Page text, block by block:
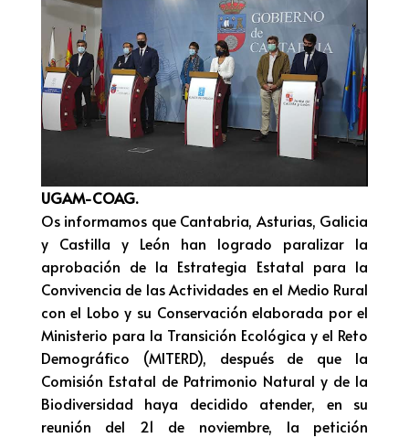
UGAM-COAG.
Os informamos que Cantabria, Asturias, Galicia
y Castilla y León han logrado paralizar la
aprobación de la Estrategia Estatal para la
Convivencia de las Actividades en el Medio Rural
con el Lobo y su Conservación elaborada por el
Ministerio para la Transición Ecológica y el Reto
Demográfico (MITERD), después de que la
Comisión Estatal de Patrimonio Natural y de la
Biodiversidad haya decidido atender, en su
reunión del 21 de noviembre, la petición